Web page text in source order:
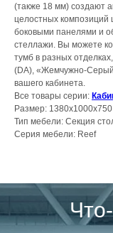
(также 18 мм) создают
целостных
боковыми панелями и
стеллажи. Вы можете
тумб в разных
(DА), «Жемчужно-
вашего кабинета.
Все товары серии:
Размер:
Тип мебели: Секция
Серия мебели: Reef